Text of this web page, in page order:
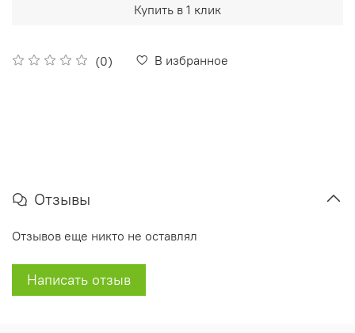
(0) В избранное
Купить в 1 клик
Отзывы
Отзывов еще никто не оставлял
Написать отзыв